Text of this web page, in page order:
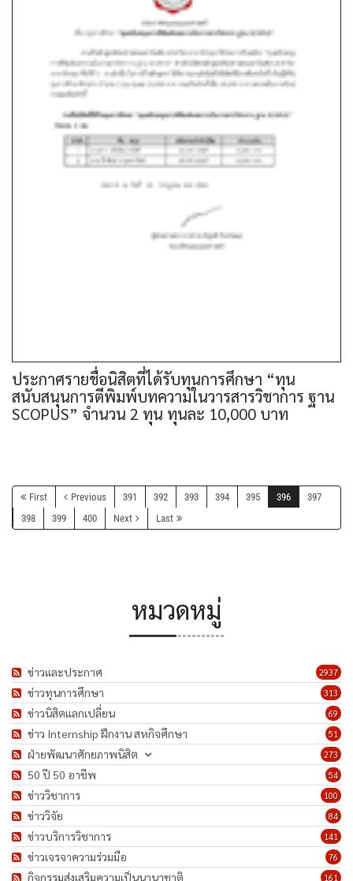
ประกาศรายชื่อนิสิตที่ได้รับทุนการศึกษา “ทุน
สนับสนุนการตีพิมพ์บทความในวารสารวิชาการ ฐาน
SCOPUS” จำนวน 2 ทุน ทุนละ 10,000 บาท
First Previous 391 392 393 394 395 396
397
398
399 400 Next Last
หมวดหมู่
2937
ข่าวและประกาศ
313
ข่าวทุนการศึกษา
69
ข่าวนิสิตแลกเปลี่ยน
51
ข่าว Internship ฝึกงาน สหกิจศึกษา
273
ฝ่ายพัฒนาศักยภาพนิสิต
54
50 ปี 50 อาชีพ
100
ข่าววิชาการ
84
ข่าววิจัย
141
ข่าวบริการวิชาการ
76
ข่าวเจรจาความร่วมมือ
161
กิจกรรมส่งเสริมความเป็นนานาชาติ